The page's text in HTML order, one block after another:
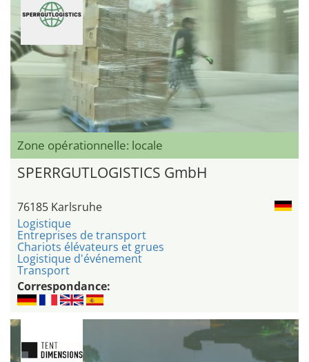
Zone opérationnelle: locale
SPERRGUTLOGISTICS GmbH
76185 Karlsruhe
Logistique
Entreprises de transport
Chariots élévateurs et grues
Logistique d'événement
Transport
Correspondance: